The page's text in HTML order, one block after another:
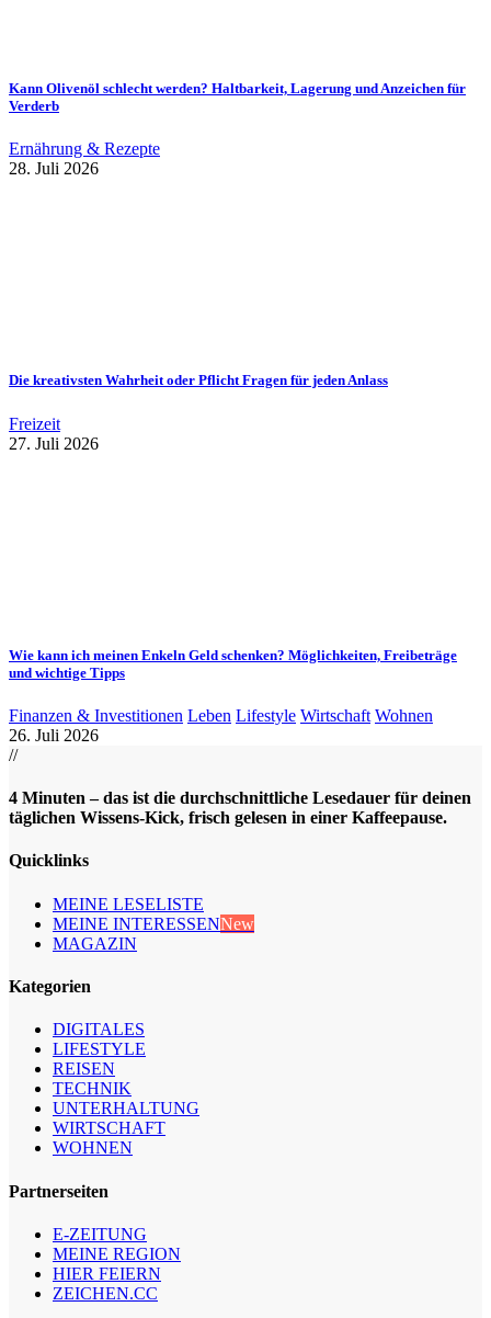
Kann Olivenöl schlecht werden? Haltbarkeit, Lagerung und Anzeichen für
Verderb
Ernährung & Rezepte
28. Juli 2026
Die kreativsten Wahrheit oder Pflicht Fragen für jeden Anlass
Freizeit
27. Juli 2026
Wie kann ich meinen Enkeln Geld schenken? Möglichkeiten, Freibeträge
und wichtige Tipps
Finanzen & Investitionen Leben Lifestyle Wirtschaft Wohnen
26. Juli 2026
//
4 Minuten – das ist die durchschnittliche Lesedauer für deinen
täglichen Wissens-Kick, frisch gelesen in einer Kaffeepause.
Quicklinks
MEINE LESELISTE
MEINE INTERESSENNew
MAGAZIN
Kategorien
DIGITALES
LIFESTYLE
REISEN
TECHNIK
UNTERHALTUNG
WIRTSCHAFT
WOHNEN
Partnerseiten
E-ZEITUNG
MEINE REGION
HIER FEIERN
ZEICHEN.CC